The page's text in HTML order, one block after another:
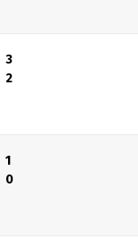
3
2
1
0